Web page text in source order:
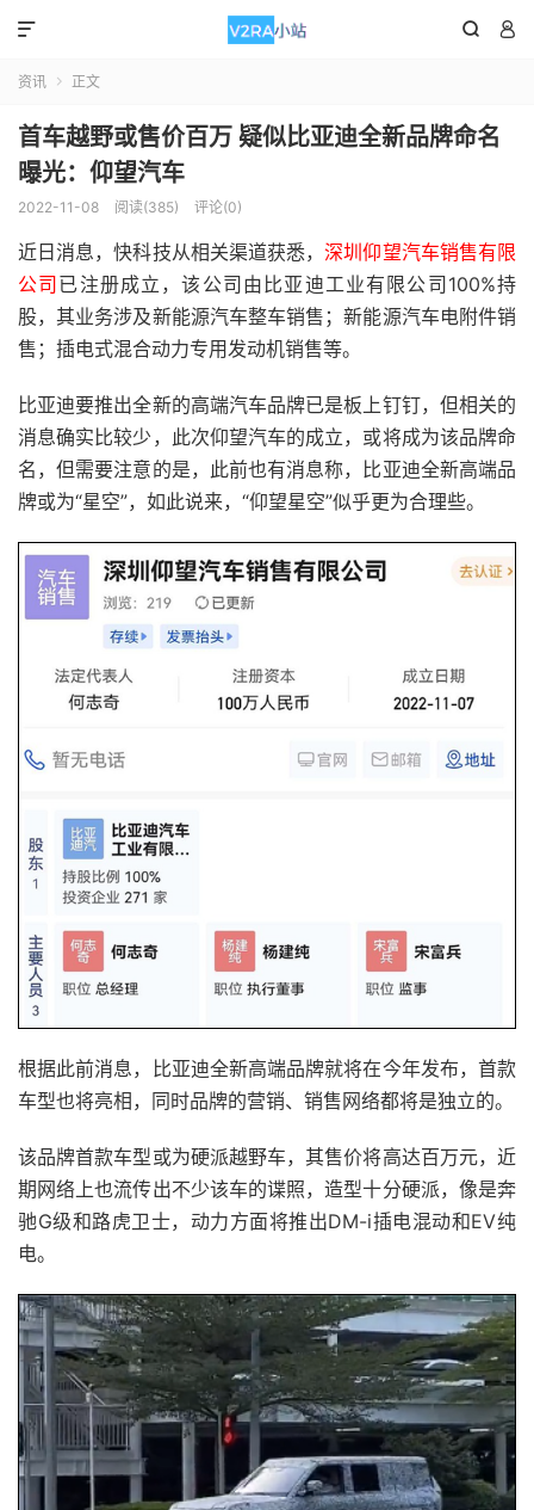
 

资讯  正文
首车越野或售价百万 疑似比亚迪全新品牌命名
曝光：仰望汽车
2022-11-08 阅读(385) 评论(0)
近日消息，快科技从相关渠道获悉，深圳仰望汽车销售有限
公司 已注册成立，该公司由比亚迪工业有限公司100%持
股，其业务涉及新能源汽车整车销售；新能源汽车电附件销
售；插电式混合动力专用发动机销售等。
比亚迪要推出全新的高端汽车品牌已是板上钉钉，但相关的
消息确实比较少，此次仰望汽车的成立，或将成为该品牌命
名，但需要注意的是，此前也有消息称，比亚迪全新高端品
牌或为“星空”，如此说来，“仰望星空”似乎更为合理些。
根据此前消息，比亚迪全新高端品牌就将在今年发布，首款
车型也将亮相，同时品牌的营销、销售网络都将是独立的。
该品牌首款车型或为硬派越野车，其售价将高达百万元，近
期网络上也流传出不少该车的谍照，造型十分硬派，像是奔
驰G级和路虎卫士，动力方面将推出DM-i插电混动和EV纯
电。